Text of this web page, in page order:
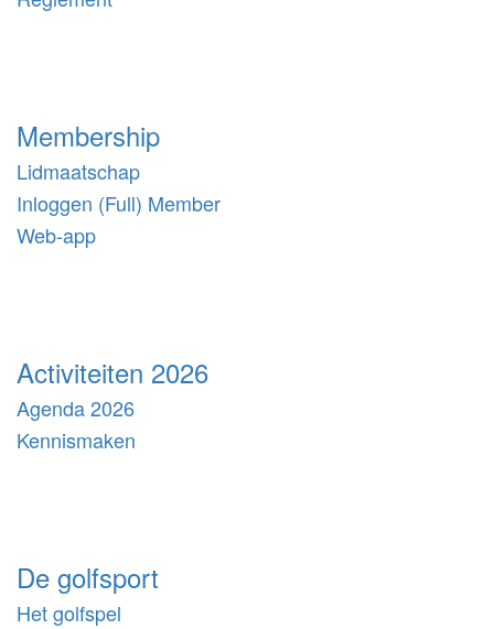
Membership
Lidmaatschap
Inloggen (Full) Member
Web-app
Activiteiten 2026
Agenda 2026
Kennismaken
De golfsport
Het golfspel